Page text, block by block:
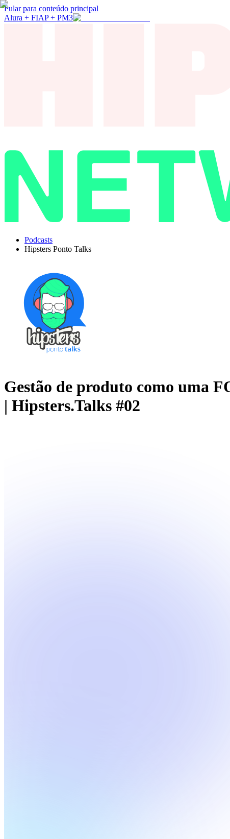
Pular para conteúdo principal
Alura + FIAP + PM3
Podcasts
Hipsters Ponto Talks
Gestão de produto como uma
| Hipsters.Talks #02